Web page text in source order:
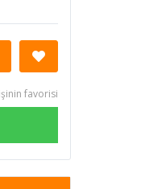
favorisi